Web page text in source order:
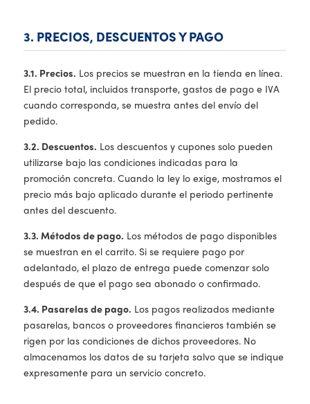
3. PRECIOS, DESCUENTOS Y PAGO
3.1. Precios. Los precios se muestran en la tienda en línea.
El precio total, incluidos transporte, gastos de pago e IVA
cuando corresponda, se muestra antes del envío del
pedido.
3.2. Descuentos. Los descuentos y cupones solo pueden
utilizarse bajo las condiciones indicadas para la
promoción concreta. Cuando la ley lo exige, mostramos el
precio más bajo aplicado durante el periodo pertinente
antes del descuento.
3.3. Métodos de pago. Los métodos de pago disponibles
se muestran en el carrito. Si se requiere pago por
adelantado, el plazo de entrega puede comenzar solo
después de que el pago sea abonado o confirmado.
3.4. Pasarelas de pago. Los pagos realizados mediante
pasarelas, bancos o proveedores financieros también se
rigen por las condiciones de dichos proveedores. No
almacenamos los datos de su tarjeta salvo que se indique
expresamente para un servicio concreto.